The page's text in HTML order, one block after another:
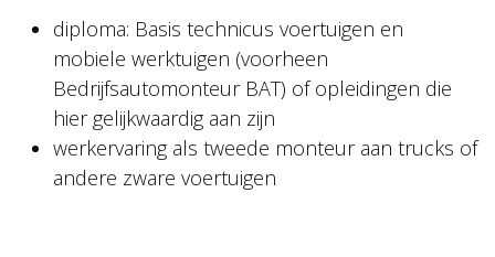
diploma: Basis technicus voertuigen en
mobiele werktuigen (voorheen
Bedrijfsautomonteur BAT) of opleidingen die
hier gelijkwaardig aan zijn
werkervaring als tweede monteur aan trucks of
andere zware voertuigen